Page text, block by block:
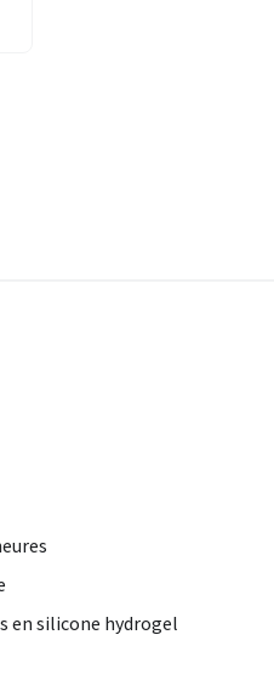
en silicone hydrogel